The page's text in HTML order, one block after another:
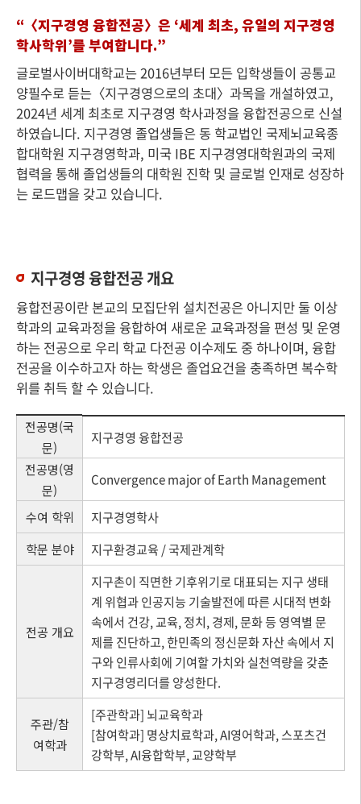
“〈지구경영 융합전공〉은 ‘세계 최초, 유일의 지구경영
학사학위’를 부여합니다.”
글로벌사이버대학교는 2016년부터 모든 입학생들이 공통교
양필수로 듣는〈지구경영으로의 초대〉과목을 개설하였고,
2024년 세계 최초로 지구경영 학사과정을 융합전공으로 신설
하였습니다. 지구경영 졸업생들은 동 학교법인 국제뇌교육종
합대학원 지구경영학과, 미국 IBE 지구경영대학원과의 국제
협력을 통해 졸업생들의 대학원 진학 및 글로벌 인재로 성장하
는 로드맵을 갖고 있습니다.
지구경영 융합전공 개요
융합전공이란 본교의 모집단위 설치전공은 아니지만 둘 이상
학과의 교육과정을 융합하여 새로운 교육과정을 편성 및 운영
하는 전공으로 우리 학교 다전공 이수제도 중 하나이며, 융합
전공을 이수하고자 하는 학생은 졸업요건을 충족하면 복수학
위를 취득 할 수 있습니다.
전공명(국
문)
지구경영 융합전공
전공명(영
문)
Convergence major of Earth Management
수여 학위 지구경영학사
학문 분야 지구환경교육 / 국제관계학
전공 개요
지구촌이 직면한 기후위기로 대표되는 지구 생태
계 위협과 인공지능 기술발전에 따른 시대적 변화
속에서 건강, 교육, 정치, 경제, 문화 등 영역별 문
제를 진단하고, 한민족의 정신문화 자산 속에서 지
구와 인류사회에 기여할 가치와 실천역량을 갖춘
지구경영리더를 양성한다.
주관/참
여학과
[주관학과] 뇌교육학과
[참여학과] 명상치료학과, AI영어학과, 스포츠건
강학부, AI융합학부, 교양학부